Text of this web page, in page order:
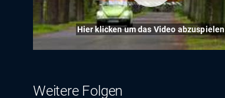
Hier klicken um das Video abzuspielen
Weitere Folgen